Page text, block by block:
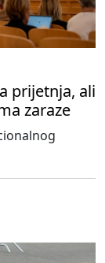
prijetnja, ali
zaraze